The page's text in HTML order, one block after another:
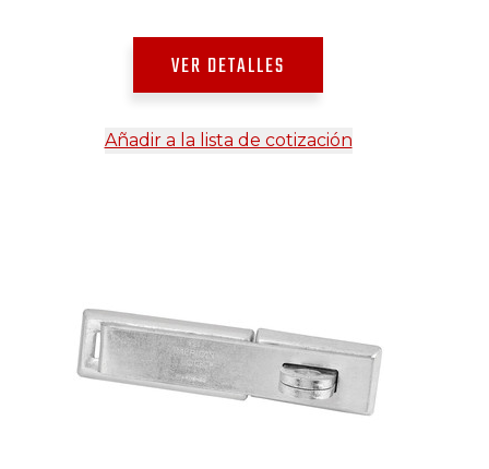
VER DETALLES
Añadir a la lista de cotización